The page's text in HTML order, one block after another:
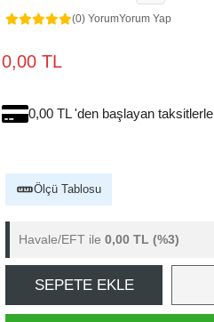
(0) YorumYorum Yap
0,00 TL
0,00 TL 'den başlayan taksitlerle
Ölçü Tablosu
Havale/EFT ile 0,00 TL (%3)
SEPETE EKLE